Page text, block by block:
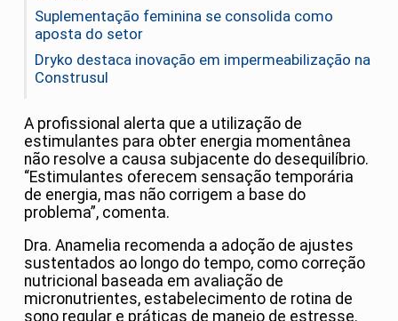
Suplementação feminina se consolida como
aposta do setor
Dryko destaca inovação em impermeabilização na
Construsul
A profissional alerta que a utilização de
estimulantes para obter energia momentânea
não resolve a causa subjacente do desequilíbrio.
“Estimulantes oferecem sensação temporária
de energia, mas não corrigem a base do
problema”, comenta.
Dra. Anamelia recomenda a adoção de ajustes
sustentados ao longo do tempo, como correção
nutricional baseada em avaliação de
micronutrientes, estabelecimento de rotina de
sono regular e práticas de manejo de estresse.